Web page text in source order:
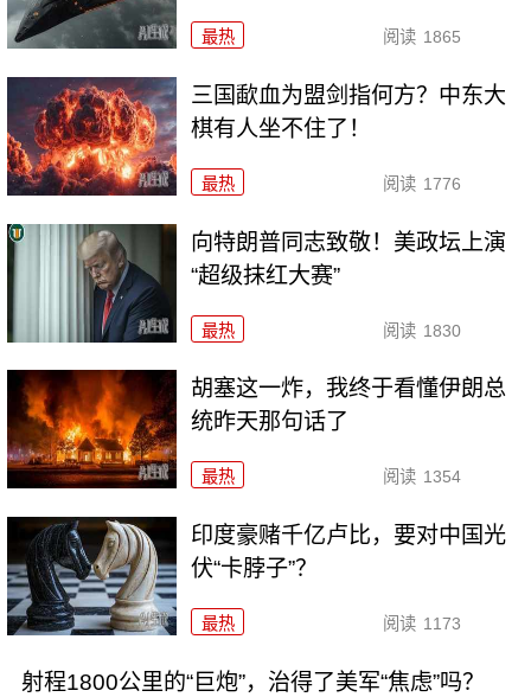
最热 阅读 1865
三国歃血为盟剑指何方？中东大
棋有人坐不住了！
最热 阅读 1776
向特朗普同志致敬！美政坛上演
“超级抹红大赛”
最热 阅读 1830
胡塞这一炸，我终于看懂伊朗总
统昨天那句话了
最热 阅读 1354
印度豪赌千亿卢比，要对中国光
伏“卡脖子”？
最热 阅读 1173
射程1800公里的“巨炮”，治得了美军“焦虑”吗？